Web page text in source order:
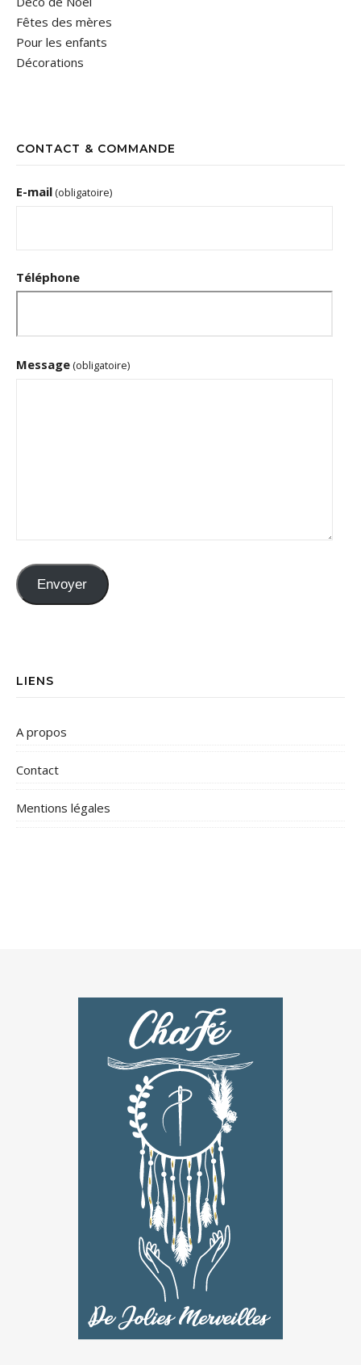
Fêtes des mères
Pour les enfants
Décorations
CONTACT & COMMANDE
E-mail (obligatoire)
Téléphone
Message (obligatoire)
Envoyer
LIENS
A propos
Contact
Mentions légales